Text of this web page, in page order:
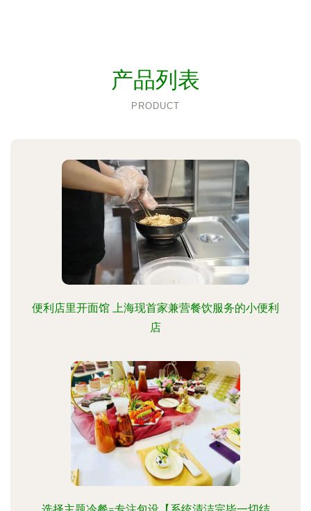
产品列表
PRODUCT
便利店里开面馆 上海现首家兼营餐饮服务的小便利
店